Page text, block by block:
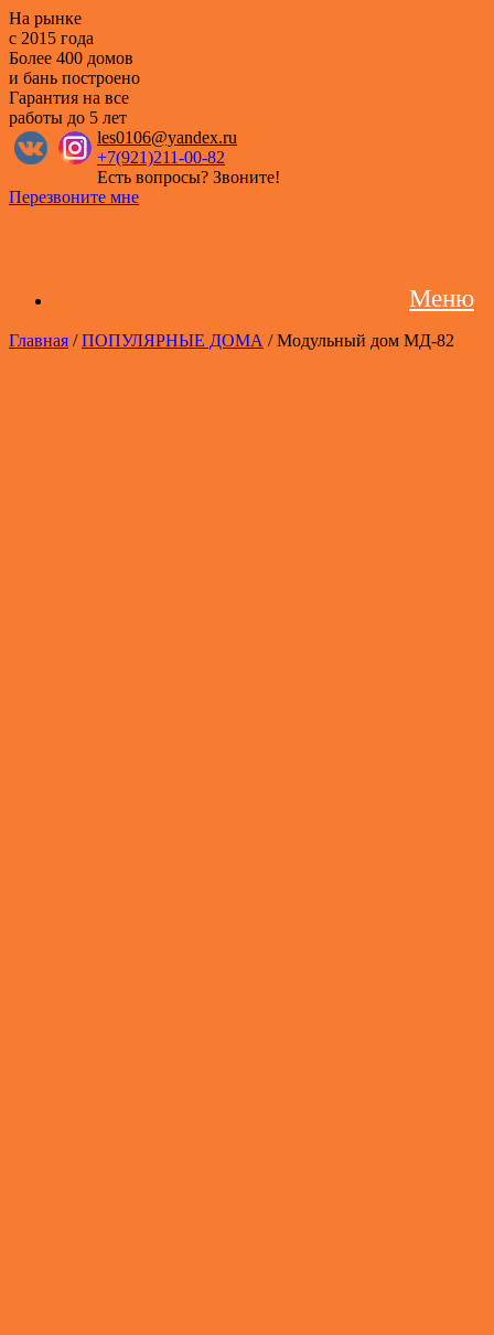
На рынке
с 2015 года
Более 400 домов
и бань построено
Гарантия на все
работы до 5 лет
les0106@yandex.ru
+7(921)211-00-82
Есть вопросы? Звоните!
Перезвоните мне
Меню
Главная /ПОПУЛЯРНЫЕ ДОМА / Модульный дом МД-82